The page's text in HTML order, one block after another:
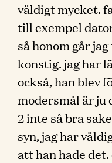
väldigt mycket.
till exempel
så honom går
konstig. jag har
också, han blev
modersmål är ju
2 inte så bra
syn, jag har
att han hade